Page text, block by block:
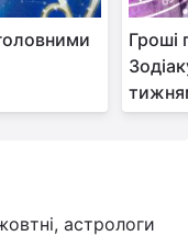
Гроші
астрологи